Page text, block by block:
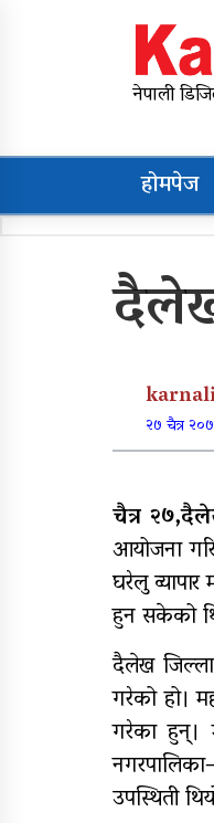
Online
नेपाली
होमपेज
२७ चैत्र
चैत्र
आयोजना
घरेलु
हुन सकेको
दैलेख
गरेको हो।
गरेका हुन्।
उपस्थिती